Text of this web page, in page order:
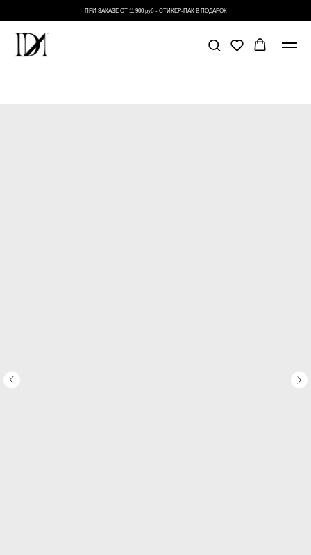
ПРИ ЗАКАЗЕ ОТ 11 900 руб - СТИКЕР-ПАК В ПОДАРОК